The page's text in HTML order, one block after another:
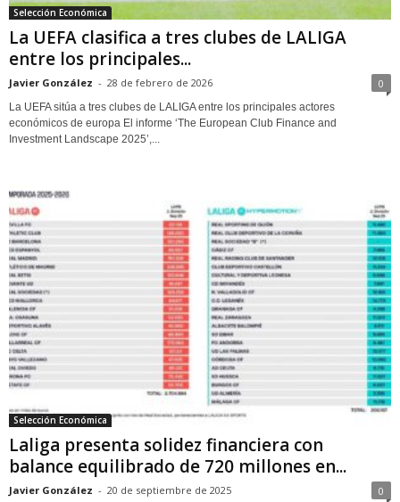
Selección Económica
La UEFA clasifica a tres clubes de LALIGA
entre los principales...
Javier González - 28 de febrero de 2026 0
La UEFA sitúa a tres clubes de LALIGA entre los principales actores
económicos de europa El informe ‘The European Club Finance and
Investment Landscape 2025’,...
Selección Económica
Laliga presenta solidez financiera con
balance equilibrado de 720 millones en...
Javier González - 20 de septiembre de 2025 0